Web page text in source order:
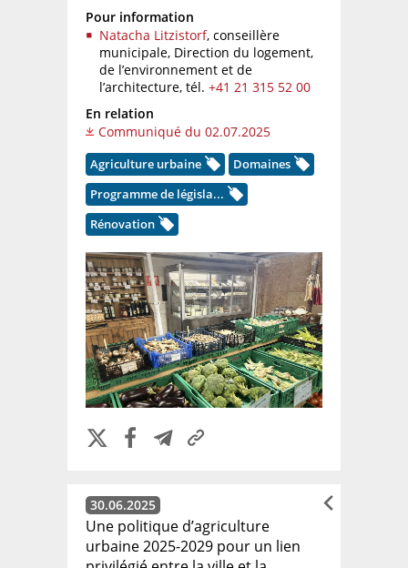
Pour information
Natacha Litzistorf, conseillère
municipale, Direction du logement,
de l’environnement et de
l’architecture, tél. +41 21 315 52 00
En relation
Communiqué du 02.07.2025
Agriculture urbaine
Domaines
Programme de législa...
Rénovation
30.06.2025
Une politique d’agriculture
urbaine 2025-2029 pour un lien